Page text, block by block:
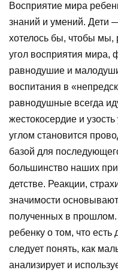
Восприятие мира
знаний и умений. Дети
хотелось бы, чтобы мы,
угол восприятия мира,
равнодушие и
воспитания в
равнодушные всегда
жестокосердие и узость
углом становится
базой для
большинство наших
детстве. Реакции,
значимости
полученных в прошлом.
ребенку о том, что есть
следует понять, как
анализирует и